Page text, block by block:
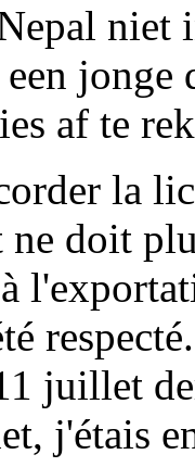
af te
la
ne doit
juillet
j'étais